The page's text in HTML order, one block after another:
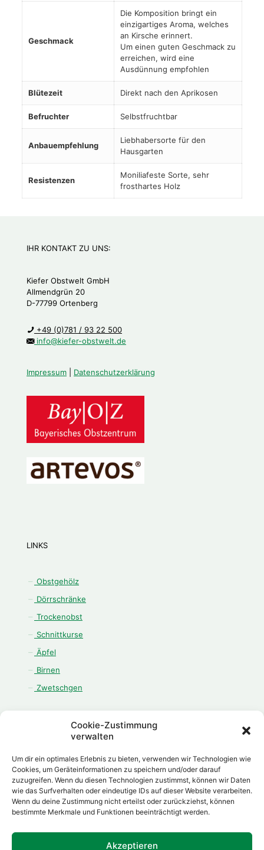
Cookie-Zustimmung
verwalten
Um dir ein optimales Erlebnis zu bieten, verwenden wir Technologien wie
Cookies, um Geräteinformationen zu speichern und/oder darauf
zuzugreifen. Wenn du diesen Technologien zustimmst, können wir Daten
wie das Surfverhalten oder eindeutige IDs auf dieser Website verarbeiten.
Wenn du deine Zustimmung nicht erteilst oder zurückziehst, können
bestimmte Merkmale und Funktionen beeinträchtigt werden.
Akzeptieren
Geschmack
Die Komposition bringt ein
einzigartiges Aroma, welches
an Kirsche erinnert.
Um einen guten Geschmack zu
erreichen, wird eine
Ausdünnung empfohlen
Blütezeit Direkt nach den Aprikosen
Befruchter Selbstfruchtbar
Anbauempfehlung
Liebhabersorte für den
Hausgarten
Resistenzen
Moniliafeste Sorte, sehr
frosthartes Holz
IHR KONTAKT ZU UNS:
Kiefer Obstwelt GmbH
Allmendgrün 20
D-77799 Ortenberg
+49 (0)781 / 93 22 500
info@kiefer-obstwelt.de
Impressum Datenschutzerklärung
LINKS
Obstgehölz
Dörrschränke
Trockenobst
Schnittkurse
Äpfel
Birnen
Zwetschgen
ÖFFNUNGSZEITEN
Montag - Freitag:
08.00 Uhr - 12.00 Uhr
13.00 Uhr - 18.00 Uhr
Samstag: